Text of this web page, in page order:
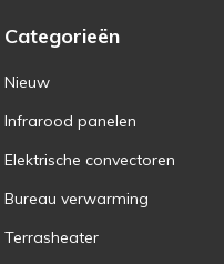
Categorieën
Nieuw
Infrarood panelen
Elektrische convectoren
Bureau verwarming
Terrasheater